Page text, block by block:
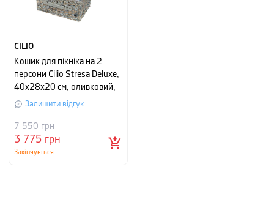
CILIO
Кошик для пікніка на 2
персони Cilio Stresa Deluxe,
40х28х20 см, оливковий,
14 предметів
Залишити відгук
3 775 грн
7 550грн
Закінчується